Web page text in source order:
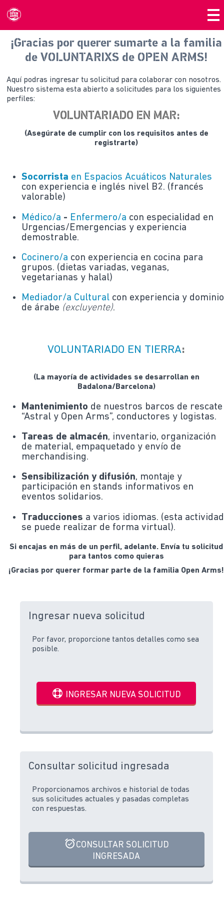
¡Gracias por querer sumarte a la familia
de VOLUNTARIXS de OPEN ARMS!
Aquí podras ingresar tu solicitud para colaborar con nosotros.
Nuestro sistema esta abierto a solicitudes para los siguientes
perfiles:
VOLUNTARIADO EN MAR:
(Asegúrate de cumplir con los requisitos antes de
registrarte)
Socorrista en Espacios Acuáticos Naturales
con experiencia e inglés nivel B2. (francés
valorable)
Médico/a - Enfermero/a con especialidad en
Urgencias/Emergencias y experiencia
demostrable.
Cocinero/a con experiencia en cocina para
grupos. (dietas variadas, veganas,
vegetarianas y halal)
Mediador/a Cultural con experiencia y dominio
de árabe (excluyente).
VOLUNTARIADO EN TIERRA:
(La mayoría de actividades se desarrollan en
Badalona/Barcelona)
Mantenimiento de nuestros barcos de rescate
“Astral y Open Arms”, conductores y logistas.
Tareas de almacén, inventario, organización
de material, empaquetado y envío de
merchandising.
Sensibilización y difusión, montaje y
participación en stands informativos en
eventos solidarios.
Traducciones a varios idiomas. (esta actividad
se puede realizar de forma virtual).
Si encajas en más de un perfil, adelante. Envía tu solicitud
para tantos como quieras
¡Gracias por querer formar parte de la familia Open Arms!
Ingresar nueva solicitud
Por favor, proporcione tantos detalles como sea
posible.
INGRESAR NUEVA SOLICITUD
Consultar solicitud ingresada
Proporcionamos archivos e historial de todas
sus solicitudes actuales y pasadas completas
con respuestas.
CONSULTAR SOLICITUD
INGRESADA